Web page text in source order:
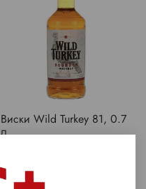
Виски Wild Turkey 81, 0.7
л